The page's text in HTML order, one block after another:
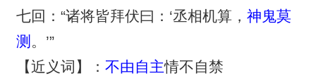
七回：“诸将皆拜伏曰：‘丞相机算， 神鬼莫
测 。’”
【近义词】： 不由自主情不自禁